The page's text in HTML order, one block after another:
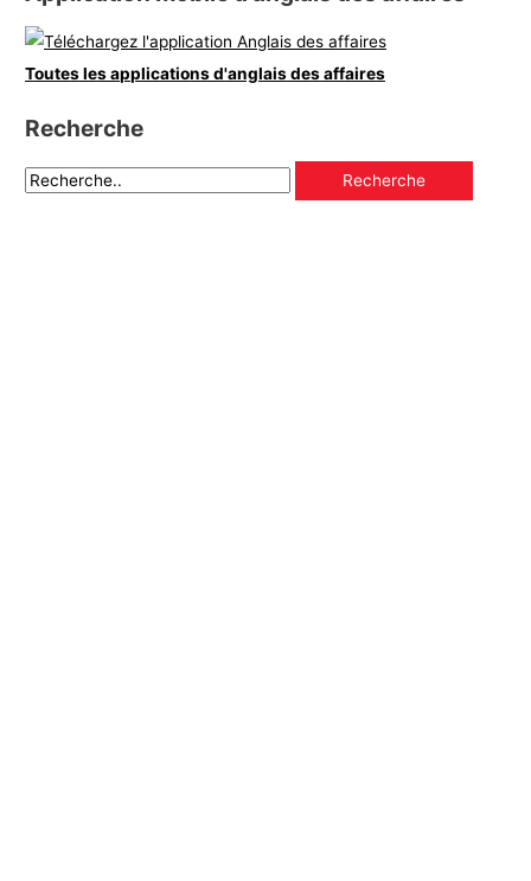
Toutes les applications d'anglais des affaires
Recherche